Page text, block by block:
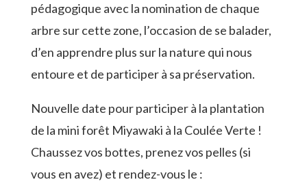
pédagogique avec la nomination de chaque
arbre sur cette zone, l’occasion de se balader,
d’en apprendre plus sur la nature qui nous
entoure et de participer à sa préservation.
Nouvelle date pour participer à la plantation
de la mini forêt Miyawaki à la Coulée Verte !
Chaussez vos bottes, prenez vos pelles (si
vous en avez) et rendez-vous le :